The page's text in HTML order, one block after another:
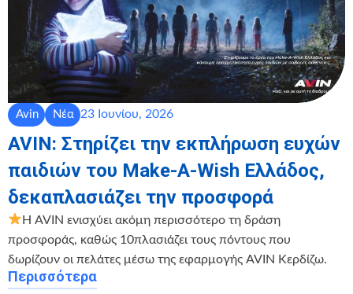
Avin Νέα 23 Ιουνίου, 2026
AVIN: Στηρίζει την εκπλήρωση ευχών
παιδιών του Make-A-Wish Ελλάδος,
δεκαπλασιάζει την προσφορά
Η AVIN ενισχύει ακόμη περισσότερο τη δράση
προσφοράς, καθώς 10πλασιάζει τους πόντους που
δωρίζουν οι πελάτες μέσω της εφαρμογής AVIN Κερδίζω.
Περισσότερα